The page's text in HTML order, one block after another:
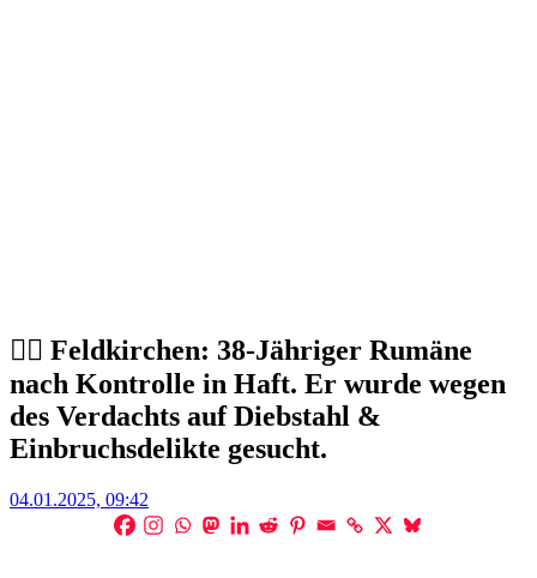
👮‍♀️ Feldkirchen: 38-Jähriger Rumäne
nach Kontrolle in Haft. Er wurde wegen
des Verdachts auf Diebstahl &
Einbruchsdelikte gesucht.
Posted
04.01.2025, 09:42